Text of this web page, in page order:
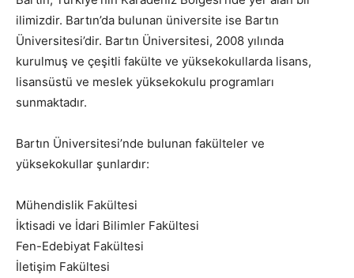
ilimizdir. Bartın’da bulunan üniversite ise Bartın
Üniversitesi’dir. Bartın Üniversitesi, 2008 yılında
kurulmuş ve çeşitli fakülte ve yüksekokullarda lisans,
lisansüstü ve meslek yüksekokulu programları
sunmaktadır.
Bartın Üniversitesi’nde bulunan fakülteler ve
yüksekokullar şunlardır:
Mühendislik Fakültesi
İktisadi ve İdari Bilimler Fakültesi
Fen-Edebiyat Fakültesi
İletişim Fakültesi